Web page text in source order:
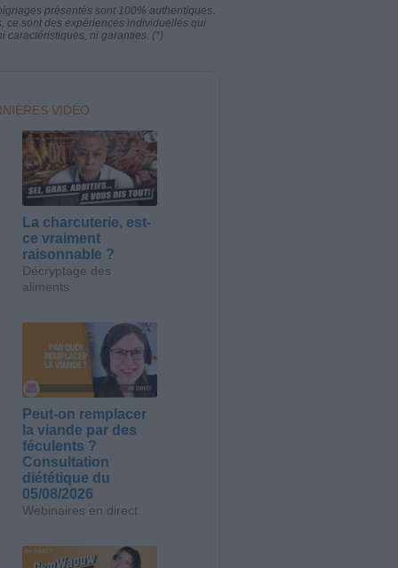
présentés sont 100% authentiques.
ce sont des expériences individuelles qui
caractéristiques, ni garanties. (*)
VIDÉO
La charcuterie, est-
ce vraiment
raisonnable ?
Décryptage des
aliments
Peut-on remplacer
la viande par des
féculents ?
Consultation
diététique du
05/08/2026
Webinaires en direct